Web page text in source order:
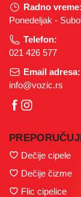
Radno vreme:
Ponedeljak -
Telefon:
021 426 577
Email adresa:
info@vozic.rs
Dečije cipele
Dečije čizme
Flic cipelice